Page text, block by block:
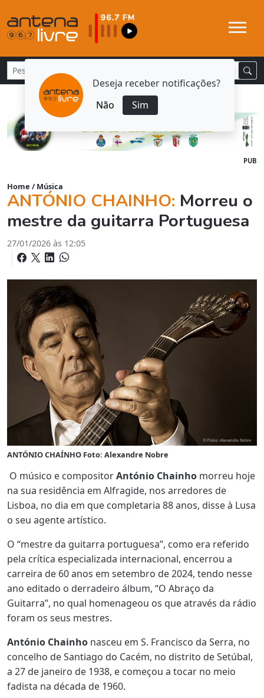
Deseja receber notificações?
Não
Sim
PUB
Home / Música
ANTÓNIO CHAINHO: Morreu o
mestre da guitarra Portuguesa
27/01/2026 às 12:05
ANTÓNIO CHAÍNHO Foto: Alexandre Nobre
O músico e compositorAntónio Chainho morreu hoje
na sua residência em Alfragide, nos arredores de
Lisboa, no dia em que completaria 88 anos, disse à Lusa
o seu agente artístico.
O “mestre da guitarra portuguesa”, como era referido
pela crítica especializada internacional, encerrou a
carreira de 60 anos em setembro de 2024, tendo nesse
ano editado o derradeiro álbum, “O Abraço da
Guitarra”, no qual homenageou os que através da rádio
foram os seus mestres.
António Chainho nasceu em S. Francisco da Serra, no
concelho de Santiago do Cacém, no distrito de Setúbal,
a 27 de janeiro de 1938, e começou a tocar no meio
fadista na década de 1960.